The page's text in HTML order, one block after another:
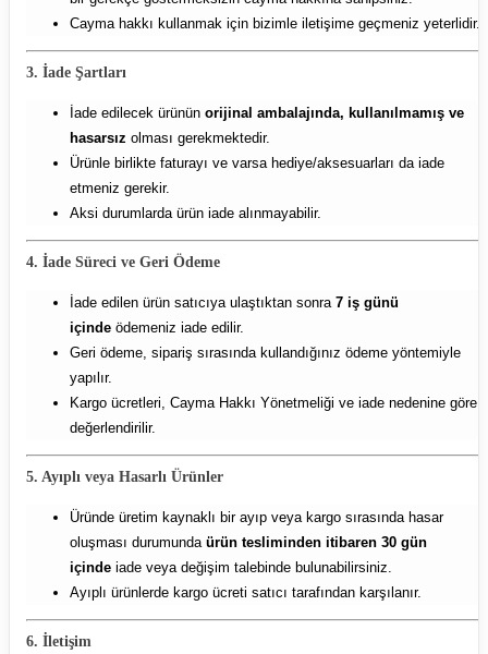
Cayma hakkı kullanmak için bizimle iletişime geçmeniz yeterlidir.
3. İade Şartları
İade edilecek ürünün orijinal ambalajında, kullanılmamış ve
hasarsız olması gerekmektedir.
Ürünle birlikte faturayı ve varsa hediye/aksesuarları da iade
etmeniz gerekir.
Aksi durumlarda ürün iade alınmayabilir.
4. İade Süreci ve Geri Ödeme
İade edilen ürün satıcıya ulaştıktan sonra 7 iş günü
içinde ödemeniz iade edilir.
Geri ödeme, sipariş sırasında kullandığınız ödeme yöntemiyle
yapılır.
Kargo ücretleri, Cayma Hakkı Yönetmeliği ve iade nedenine göre
değerlendirilir.
5. Ayıplı veya Hasarlı Ürünler
Üründe üretim kaynaklı bir ayıp veya kargo sırasında hasar
oluşması durumunda ürün tesliminden itibaren 30 gün
içinde iade veya değişim talebinde bulunabilirsiniz.
Ayıplı ürünlerde kargo ücreti satıcı tarafından karşılanır.
6. İletişim